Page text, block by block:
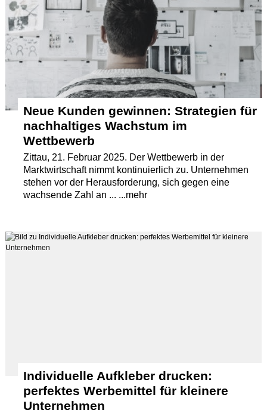
Neue Kunden gewinnen: Strategien für
nachhaltiges Wachstum im
Wettbewerb
Zittau, 21. Februar 2025. Der Wettbewerb in der
Marktwirtschaft nimmt kontinuierlich zu. Unternehmen
stehen vor der Herausforderung, sich gegen eine
wachsende Zahl an ... ...mehr
Individuelle Aufkleber drucken:
perfektes Werbemittel für kleinere
Unternehmen